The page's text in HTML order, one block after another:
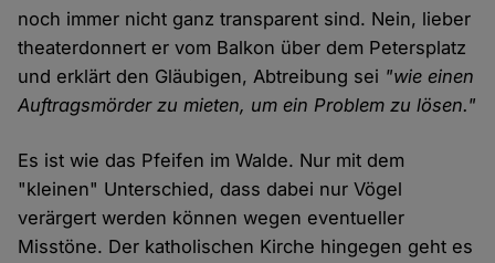
noch immer nicht ganz transparent sind. Nein, lieber
theaterdonnert er vom Balkon über dem Petersplatz
und erklärt den Gläubigen, Abtreibung sei "wie einen
Auftragsmörder zu mieten, um ein Problem zu lösen."
Es ist wie das Pfeifen im Walde. Nur mit dem
"kleinen" Unterschied, dass dabei nur Vögel
verärgert werden können wegen eventueller
Misstöne. Der katholischen Kirche hingegen geht es